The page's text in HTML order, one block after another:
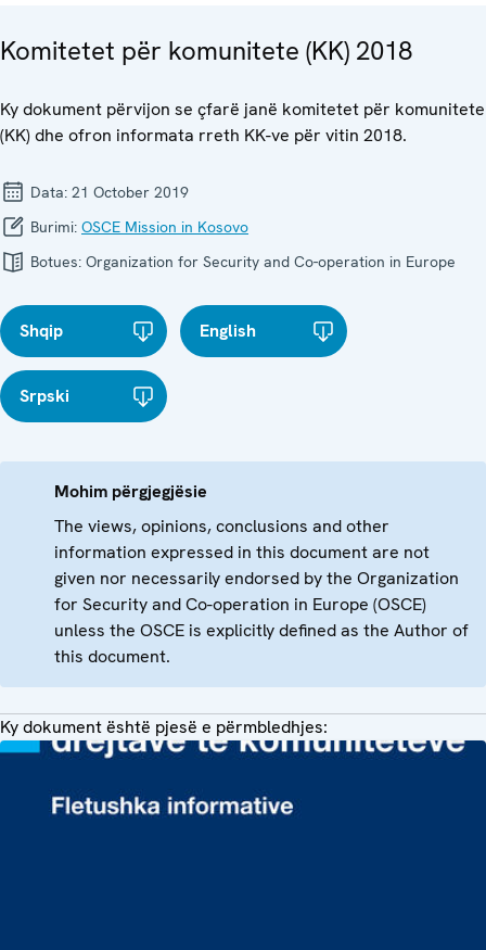
Komitetet për komunitete (KK) 2018
Ky dokument përvijon se çfarë janë komitetet për komunitete
(KK) dhe ofron informata rreth KK-ve për vitin 2018.
Data: 21 October 2019
Burimi: OSCE Mission in Kosovo
Botues: Organization for Security and Co-operation in Europe
Shqip English
Srpski
Mohim përgjegjësie
The views, opinions, conclusions and other
information expressed in this document are not
given nor necessarily endorsed by the Organization
for Security and Co-operation in Europe (OSCE)
unless the OSCE is explicitly defined as the Author of
this document.
Ky dokument është pjesë e përmbledhjes: